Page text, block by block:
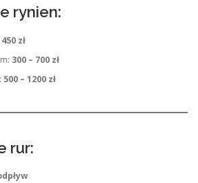
rynien:
zł
300 – 700 zł
500 – 1200 zł
rur: